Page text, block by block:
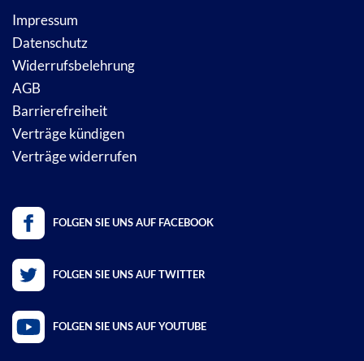
Impressum
Datenschutz
Widerrufsbelehrung
AGB
Barrierefreiheit
Verträge kündigen
Verträge widerrufen
FOLGEN SIE UNS AUF FACEBOOK
FOLGEN SIE UNS AUF TWITTER
FOLGEN SIE UNS AUF YOUTUBE